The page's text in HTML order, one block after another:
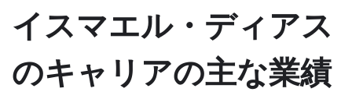
イスマエル・ディアス
のキャリアの主な業績